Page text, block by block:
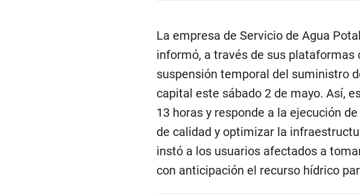
La empresa de Servicio de Agua
informó, a través de sus plataformas
suspensión temporal del suministro
capital este sábado 2 de mayo. Así,
13 horas y responde a la ejecución
de calidad y optimizar la
instó a los usuarios afectados a
con anticipación el recurso hídrico